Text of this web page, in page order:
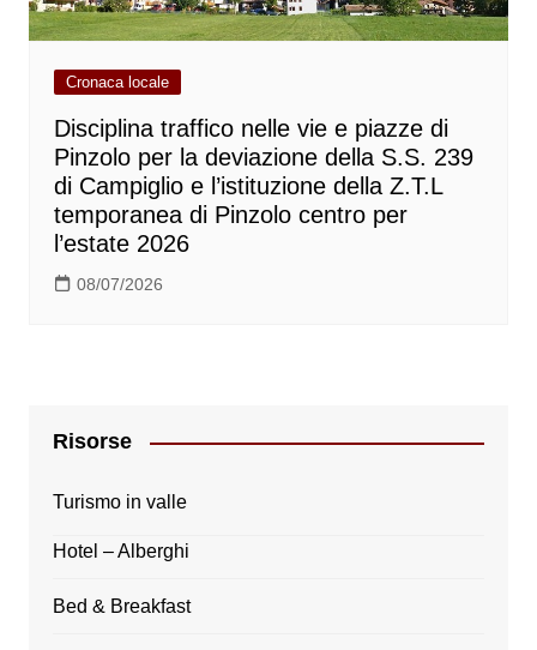
Cronaca locale
Disciplina traffico nelle vie e piazze di
Pinzolo per la deviazione della S.S. 239
di Campiglio e l’istituzione della Z.T.L
temporanea di Pinzolo centro per
l’estate 2026
08/07/2026
Risorse
Turismo in valle
Hotel – Alberghi
Bed & Breakfast